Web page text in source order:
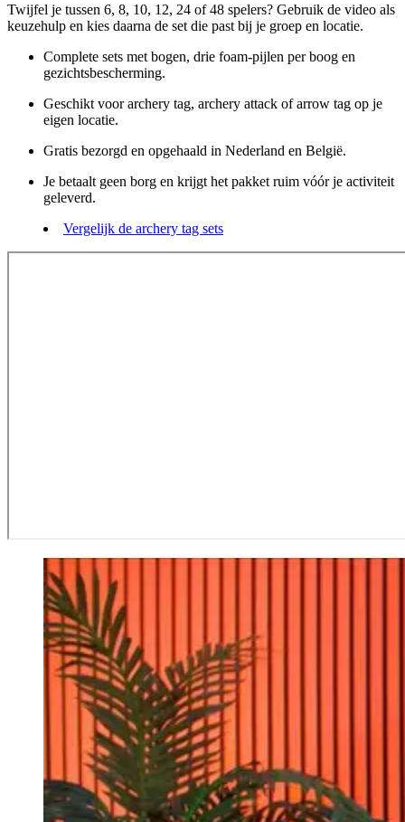
Twijfel je tussen 6, 8, 10, 12, 24 of 48 spelers? Gebruik de video als
keuzehulp en kies daarna de set die past bij je groep en locatie.
Complete sets met bogen, drie foam-pijlen per boog en
gezichtsbescherming.
Geschikt voor archery tag, archery attack of arrow tag op je
eigen locatie.
Gratis bezorgd en opgehaald in Nederland en België.
Je betaalt geen borg en krijgt het pakket ruim vóór je activiteit
geleverd.
Vergelijk de archery tag sets